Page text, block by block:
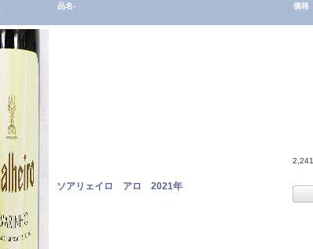
品名- 価格
ソアリェイロ アロ 2021年